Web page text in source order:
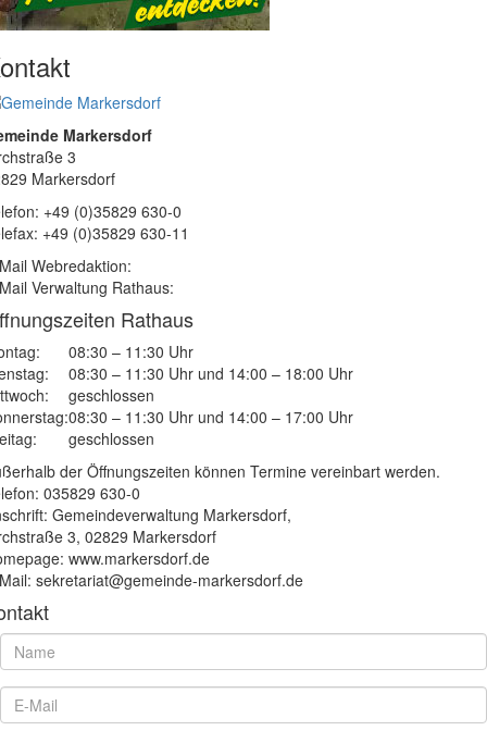
Markersdorf
3
Markersdorf
+49 (0)35829 630-0
+49 (0)35829 630-11
Webredaktion:
Verwaltung Rathaus:
Rathaus
08:30 – 11:30 Uhr
08:30 – 11:30 Uhr und 14:00 – 18:00 Uhr
geschlossen
08:30 – 11:30 Uhr und 14:00 – 17:00 Uhr
geschlossen
der Öffnungszeiten können Termine vereinbart werden.
035829 630-0
Gemeindeverwaltung Markersdorf,
3, 02829 Markersdorf
www.markersdorf.de
sekretariat@gemeinde-markersdorf.de